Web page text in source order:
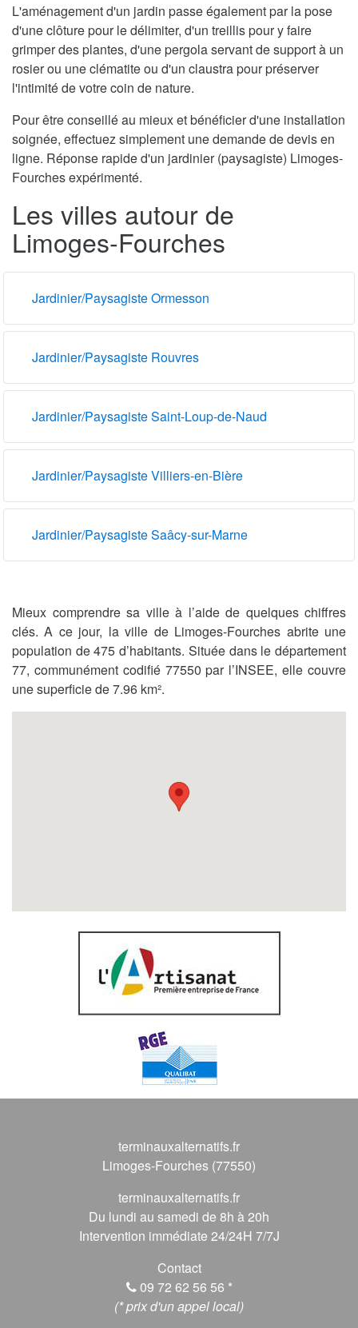
L'aménagement d'un jardin passe également par la pose
d'une clôture pour le délimiter, d'un treillis pour y faire
grimper des plantes, d'une pergola servant de support à un
rosier ou une clématite ou d'un claustra pour préserver
l'intimité de votre coin de nature.
Pour être conseillé au mieux et bénéficier d'une installation
soignée, effectuez simplement une demande de devis en
ligne. Réponse rapide d'un jardinier (paysagiste) Limoges-
Fourches expérimenté.
Les villes autour de
Limoges-Fourches
Jardinier/Paysagiste Ormesson
Jardinier/Paysagiste Rouvres
Jardinier/Paysagiste Saint-Loup-de-Naud
Jardinier/Paysagiste Villiers-en-Bière
Jardinier/Paysagiste Saâcy-sur-Marne
Mieux comprendre sa ville à l’aide de quelques chiffres
clés. A ce jour, la ville de Limoges-Fourches abrite une
population de 475 d’habitants. Située dans le département
77, communément codifié 77550 par l’INSEE, elle couvre
une superficie de 7.96 km².
terminauxalternatifs.fr
Limoges-Fourches (77550)
terminauxalternatifs.fr
Du lundi au samedi de 8h à 20h
Intervention immédiate 24/24H 7/7J
Contact
09 72 62 56 56 *
(* prix d'un appel local)